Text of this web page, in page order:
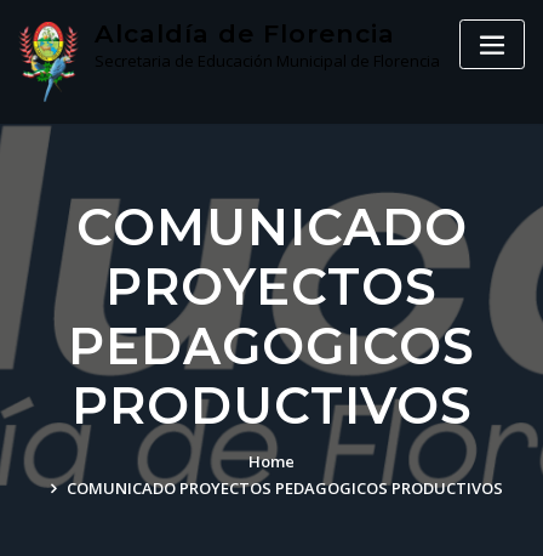
content
Alcaldía de Florencia
Secretaria de Educación Municipal de Florencia
COMUNICADO
PROYECTOS
PEDAGOGICOS
PRODUCTIVOS
Home
COMUNICADO PROYECTOS PEDAGOGICOS PRODUCTIVOS